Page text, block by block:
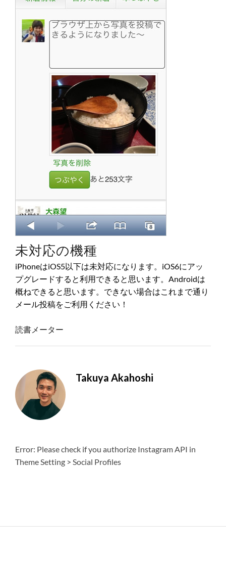
未対応の機種
iPhoneはiOS5以下は未対応になります。iOS6にアッ
プグレードすると利用できると思います。Androidは
概ねできると思います。できない場合はこれまで通り
メール投稿をご利用ください！
読書メーター
Takuya Akahoshi
Error: Please check if you authorize Instagram API in
Theme Setting > Social Profiles